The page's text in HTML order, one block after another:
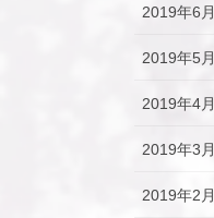
2019年6月
2019年5月
2019年4月
2019年3月
2019年2月